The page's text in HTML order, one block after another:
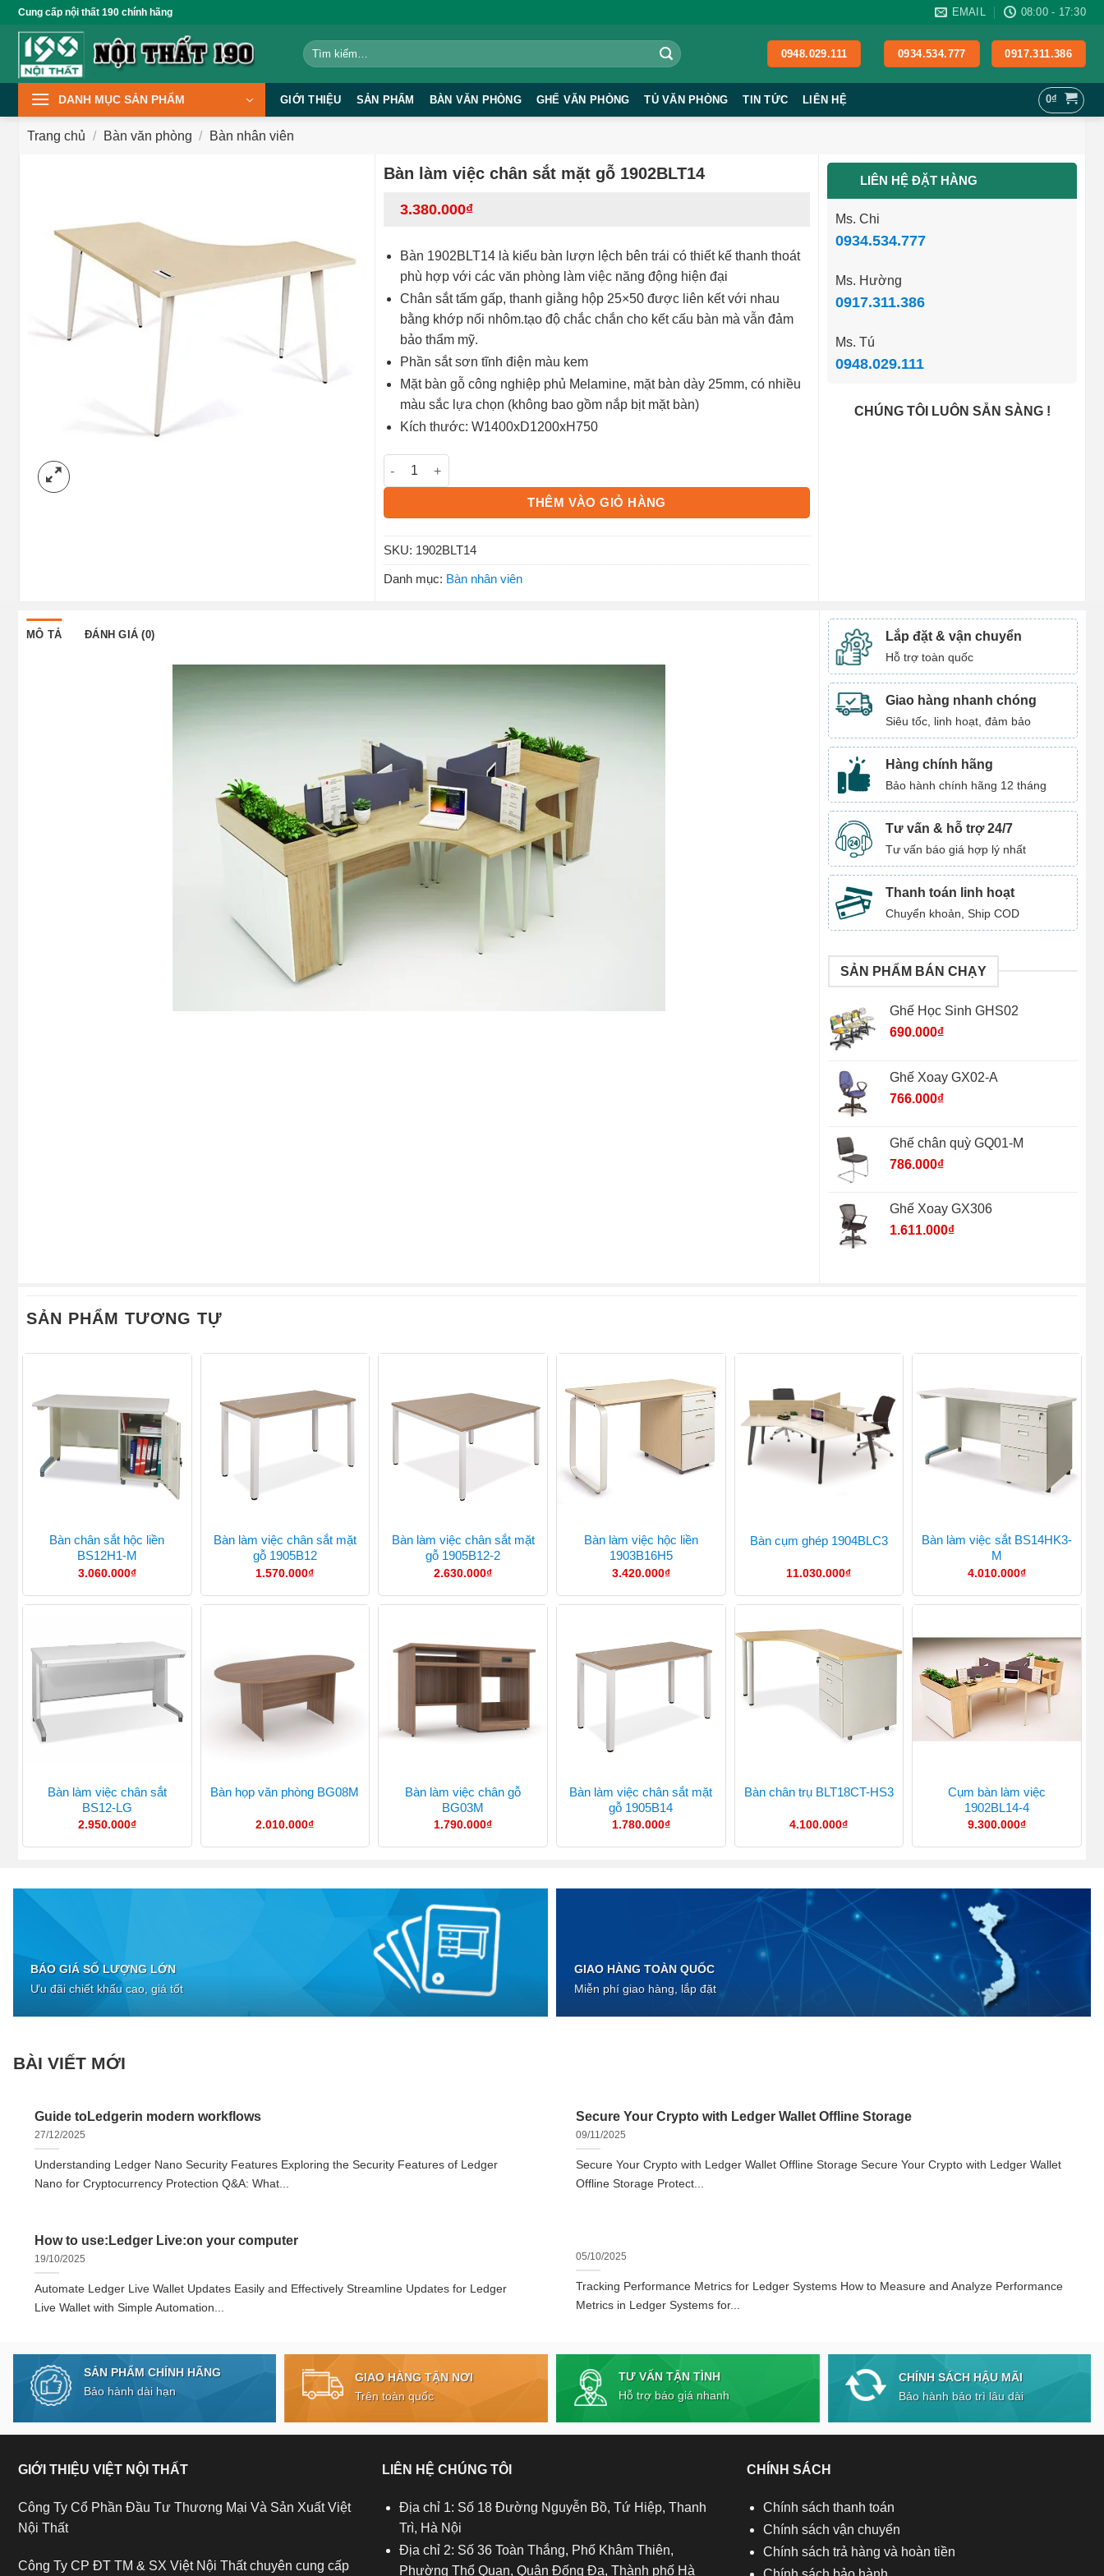
qua
dung
Cung cấp nội thất 190 chính hãng EMAIL 08:00 - 17:30
Tìm
kiếm:
0948.029.111 0934.534.777 0917.311.386
DANH MỤC SẢN PHẨM GIỚI THIỆU SẢN PHẨM BÀN VĂN PHÒNG GHẾ VĂN PHÒNG TỦ VĂN PHÒNG TIN TỨC LIÊN HỆ 0₫
Trang chủ / Bàn văn phòng / Bàn nhân viên
Bàn làm việc chân sắt mặt gỗ 1902BLT14
3.380.000₫
Bàn 1902BLT14 là kiểu bàn lượn lệch bên trái có thiết kế thanh thoát
phù hợp với các văn phòng làm việc năng động hiện đại
Chân sắt tấm gấp, thanh giằng hộp 25×50 được liên kết với nhau
bằng khớp nối nhôm.tạo độ chắc chắn cho kết cấu bàn mà vẫn đảm
bảo thẩm mỹ.
Phần sắt sơn tĩnh điện màu kem
Mặt bàn gỗ công nghiệp phủ Melamine, mặt bàn dày 25mm, có nhiều
màu sắc lựa chọn (không bao gồm nắp bịt mặt bàn)
Kích thước: W1400xD1200xH750
Bàn làm việc chân sắt mặt gỗ 1902BLT14 số lượng
THÊM VÀO GIỎ HÀNG
SKU: 1902BLT14
Danh mục: Bàn nhân viên
LIÊN HỆ ĐẶT HÀNG
Ms. Chi
0934.534.777
Ms. Hường
0917.311.386
Ms. Tú
0948.029.111
CHÚNG TÔI LUÔN SẴN SÀNG !
MÔ TẢ ĐÁNH GIÁ (0) Lắp đặt & vận chuyển
Hỗ trợ toàn quốc
Giao hàng nhanh chóng
Siêu tốc, linh hoạt, đảm bảo
Hàng chính hãng
Bảo hành chính hãng 12 tháng
Tư vấn & hỗ trợ 24/7
Tư vấn báo giá hợp lý nhất
Thanh toán linh hoạt
Chuyển khoản, Ship COD
SẢN PHẨM BÁN CHẠY
Ghế Học Sinh GHS02
690.000₫
Ghế Xoay GX02-A
766.000₫
Ghế chân quỳ GQ01-M
786.000₫
Ghế Xoay GX306
1.611.000₫
SẢN PHẨM TƯƠNG TỰ
Bàn chân sắt hộc liền
BS12H1-M
3.060.000₫
Bàn làm việc chân sắt mặt
gỗ 1905B12
1.570.000₫
Bàn làm việc chân sắt mặt
gỗ 1905B12-2
2.630.000₫
Bàn làm việc hộc liền
1903B16H5
3.420.000₫
Bàn cụm ghép 1904BLC3
11.030.000₫
Bàn làm việc sắt BS14HK3-
M
4.010.000₫
Bàn làm việc chân sắt
BS12-LG
2.950.000₫
Bàn họp văn phòng BG08M
2.010.000₫
Bàn làm việc chân gỗ
BG03M
1.790.000₫
Bàn làm việc chân sắt mặt
gỗ 1905B14
1.780.000₫
Bàn chân trụ BLT18CT-HS3
4.100.000₫
Cụm bàn làm việc
1902BL14-4
9.300.000₫
BÁO GIÁ SỐ LƯỢNG LỚN
Ưu đãi chiết khấu cao, giá tốt
GIAO HÀNG TOÀN QUỐC
Miễn phí giao hàng, lắp đặt
BÀI VIẾT MỚI
Guide toLedgerin modern workflows
27/12/2025
Understanding Ledger Nano Security Features Exploring the Security Features of Ledger
Nano for Cryptocurrency Protection Q&A: What...
Secure Your Crypto with Ledger Wallet Offline Storage
09/11/2025
Secure Your Crypto with Ledger Wallet Offline Storage Secure Your Crypto with Ledger Wallet
Offline Storage Protect...
How to use:Ledger Live:on your computer
19/10/2025
Automate Ledger Live Wallet Updates Easily and Effectively Streamline Updates for Ledger
Live Wallet with Simple Automation...
05/10/2025
Tracking Performance Metrics for Ledger Systems How to Measure and Analyze Performance
Metrics in Ledger Systems for...
SẢN PHẨM CHÍNH HÃNG
Bảo hành dài hạn
GIAO HÀNG TẬN NƠI
Trên toàn quốc
TƯ VẤN TẬN TÌNH
Hỗ trợ báo giá nhanh
CHÍNH SÁCH HẬU MÃI
Bảo hành bảo trì lâu dài
GIỚI THIỆU VIỆT NỘI THẤT
Công Ty Cổ Phần Đầu Tư Thương Mại Và Sản Xuất Việt
Nội Thất
Công Ty CP ĐT TM & SX Việt Nội Thất chuyên cung cấp
LIÊN HỆ CHÚNG TÔI
Địa chỉ 1: Số 18 Đường Nguyễn Bồ, Tứ Hiệp, Thanh
Trì, Hà Nội
Địa chỉ 2: Số 36 Toàn Thắng, Phố Khâm Thiên,
Phường Thổ Quan, Quận Đống Đa, Thành phố Hà
CHÍNH SÁCH
Chính sách thanh toán
Chính sách vận chuyển
Chính sách trả hàng và hoàn tiền